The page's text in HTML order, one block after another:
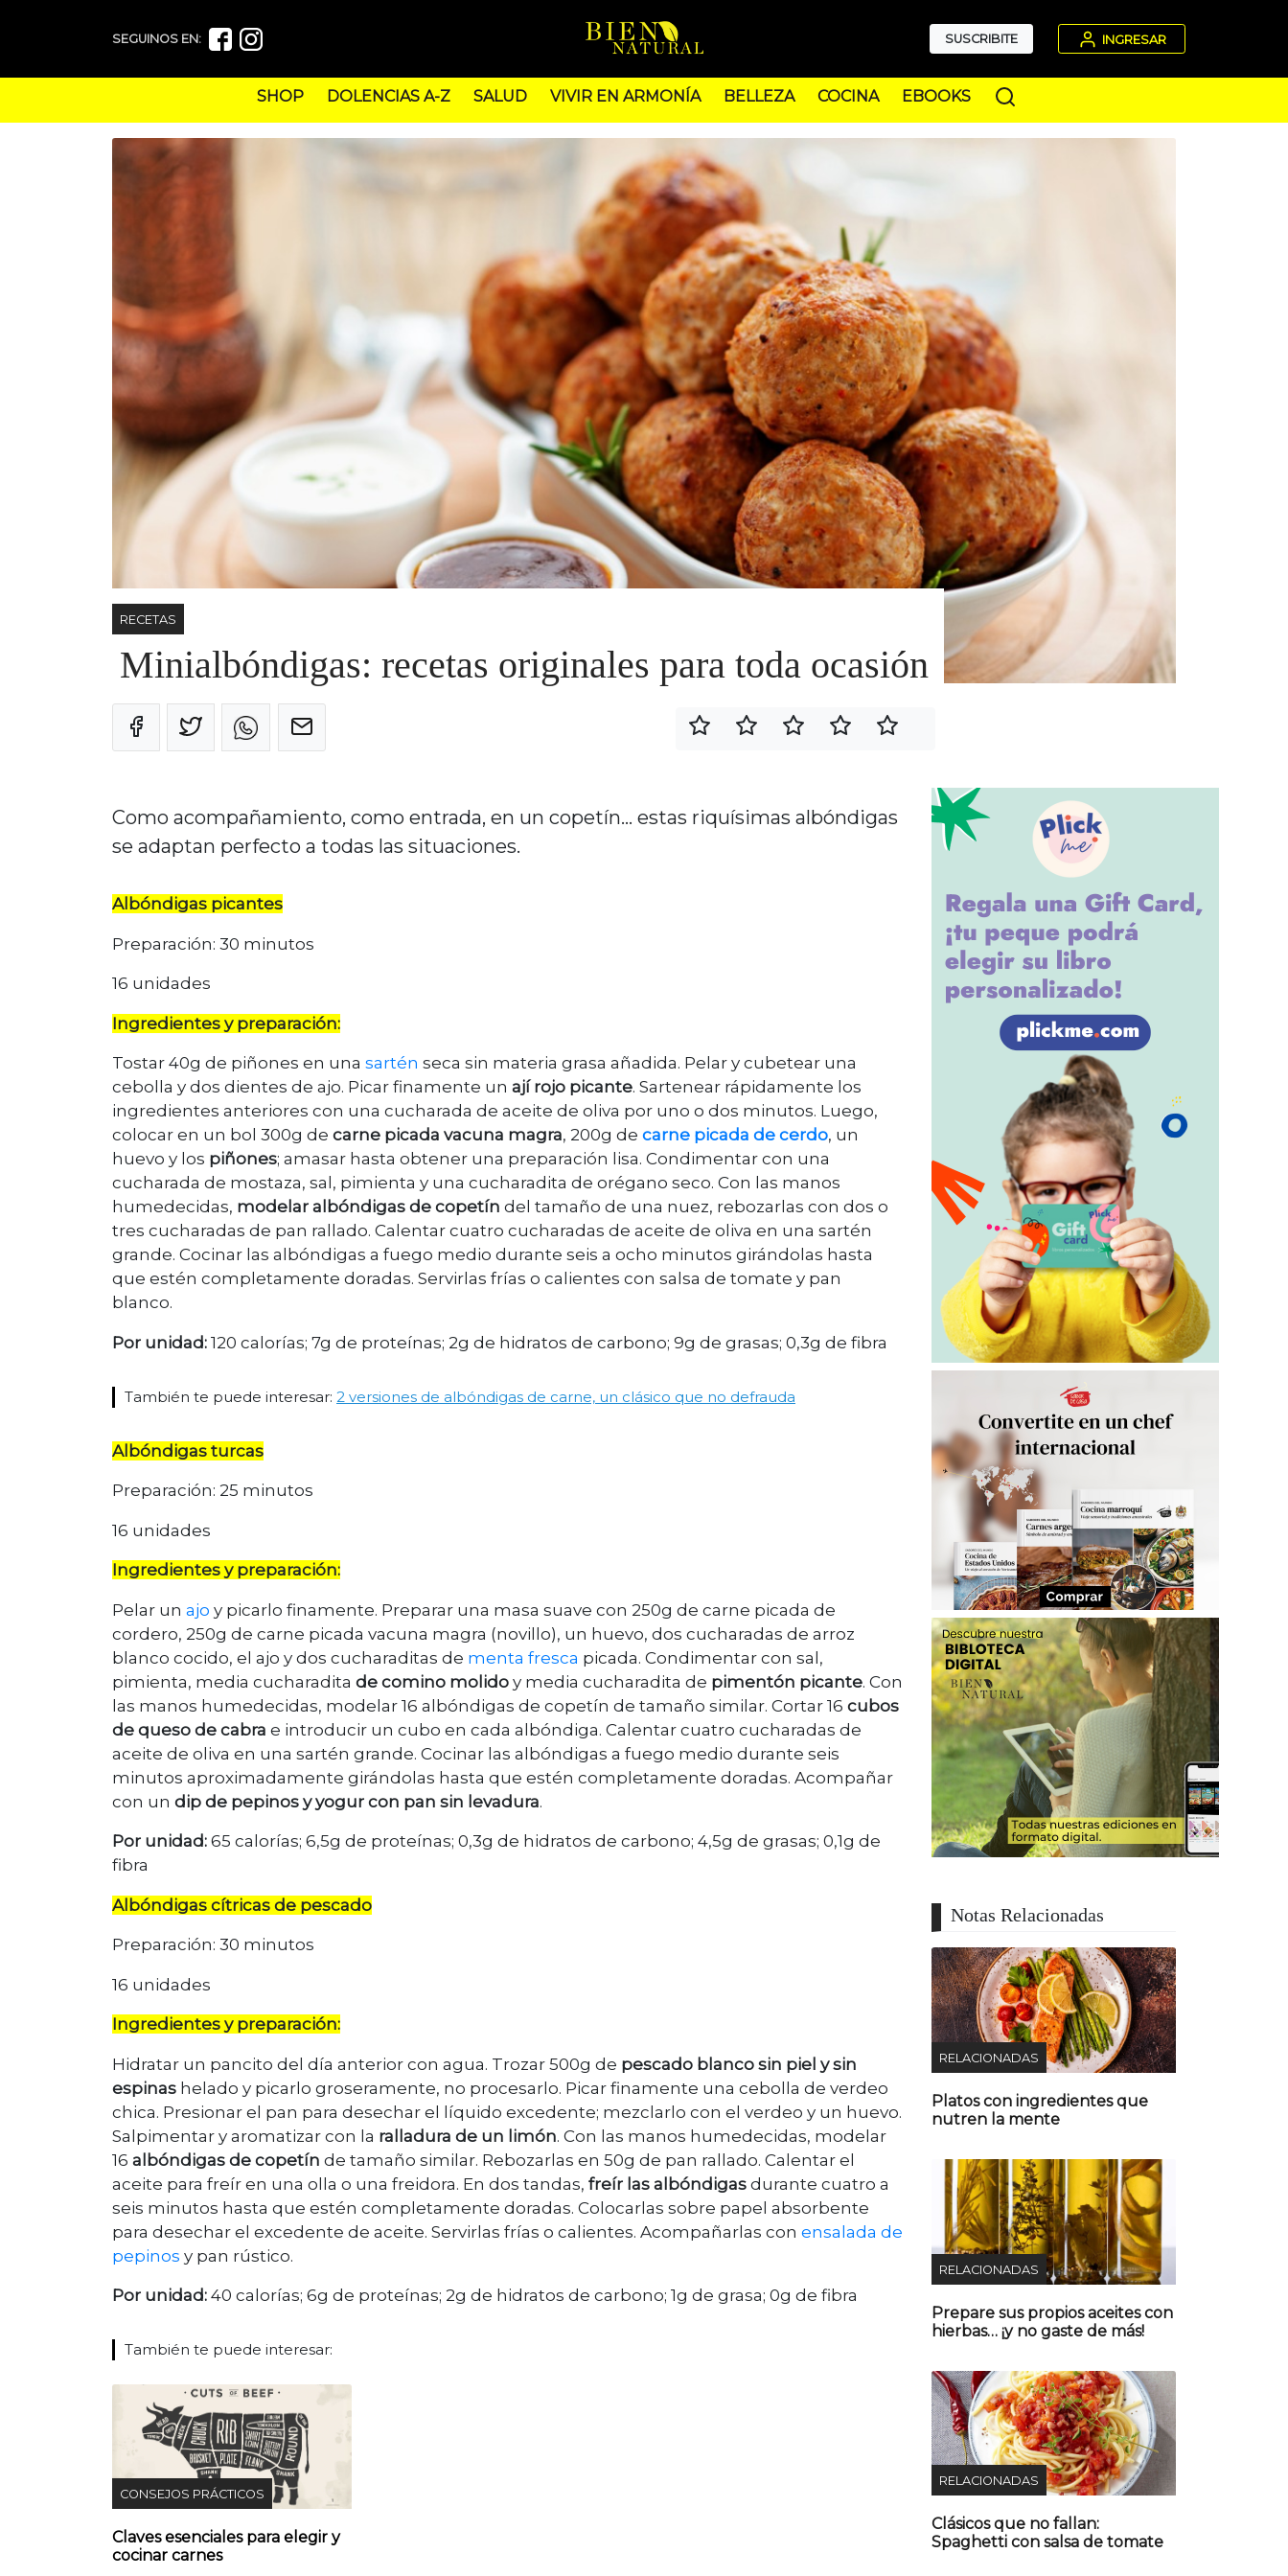
SEGUINOS EN: SUSCRIBITE INGRESAR
SHOP DOLENCIAS A-Z SALUD VIVIR EN ARMONÍA BELLEZA COCINA EBOOKS
RECETAS
Minialbóndigas: recetas originales para toda ocasión
Como acompañamiento, como entrada, en un copetín… estas riquísimas albóndigas
se adaptan perfecto a todas las situaciones.
Albóndigas picantes
Preparación: 30 minutos
16 unidades
Ingredientes y preparación:
Tostar 40g de piñones en una sartén seca sin materia grasa añadida. Pelar y cubetear una
cebolla y dos dientes de ajo. Picar finamente un ají rojo picante. Sartenear rápidamente los
ingredientes anteriores con una cucharada de aceite de oliva por uno o dos minutos. Luego,
colocar en un bol 300g de carne picada vacuna magra, 200g de carne picada de cerdo, un
huevo y los piñones; amasar hasta obtener una preparación lisa. Condimentar con una
cucharada de mostaza, sal, pimienta y una cucharadita de orégano seco. Con las manos
humedecidas, modelar albóndigas de copetín del tamaño de una nuez, rebozarlas con dos o
tres cucharadas de pan rallado. Calentar cuatro cucharadas de aceite de oliva en una sartén
grande. Cocinar las albóndigas a fuego medio durante seis a ocho minutos girándolas hasta
que estén completamente doradas. Servirlas frías o calientes con salsa de tomate y pan
blanco.
Por unidad: 120 calorías; 7g de proteínas; 2g de hidratos de carbono; 9g de grasas; 0,3g de fibra
También te puede interesar: 2 versiones de albóndigas de carne, un clásico que no defrauda
Albóndigas turcas
Preparación: 25 minutos
16 unidades
Ingredientes y preparación:
Pelar un ajo y picarlo finamente. Preparar una masa suave con 250g de carne picada de
cordero, 250g de carne picada vacuna magra (novillo), un huevo, dos cucharadas de arroz
blanco cocido, el ajo y dos cucharaditas de menta fresca picada. Condimentar con sal,
pimienta, media cucharadita de comino molido y media cucharadita de pimentón picante. Con
las manos humedecidas, modelar 16 albóndigas de copetín de tamaño similar. Cortar 16 cubos
de queso de cabra e introducir un cubo en cada albóndiga. Calentar cuatro cucharadas de
aceite de oliva en una sartén grande. Cocinar las albóndigas a fuego medio durante seis
minutos aproximadamente girándolas hasta que estén completamente doradas. Acompañar
con un dip de pepinos y yogur con pan sin levadura.
Por unidad: 65 calorías; 6,5g de proteínas; 0,3g de hidratos de carbono; 4,5g de grasas; 0,1g de
fibra
Albóndigas cítricas de pescado
Preparación: 30 minutos
16 unidades
Ingredientes y preparación:
Hidratar un pancito del día anterior con agua. Trozar 500g de pescado blanco sin piel y sin
espinas helado y picarlo groseramente, no procesarlo. Picar finamente una cebolla de verdeo
chica. Presionar el pan para desechar el líquido excedente; mezclarlo con el verdeo y un huevo.
Salpimentar y aromatizar con la ralladura de un limón. Con las manos humedecidas, modelar
16 albóndigas de copetín de tamaño similar. Rebozarlas en 50g de pan rallado. Calentar el
aceite para freír en una olla o una freidora. En dos tandas, freír las albóndigas durante cuatro a
seis minutos hasta que estén completamente doradas. Colocarlas sobre papel absorbente
para desechar el excedente de aceite. Servirlas frías o calientes. Acompañarlas con ensalada de
pepinos y pan rústico.
Por unidad: 40 calorías; 6g de proteínas; 2g de hidratos de carbono; 1g de grasa; 0g de fibra
También te puede interesar:
CONSEJOS PRÁCTICOS
Claves esenciales para elegir y
cocinar carnes
Notas Relacionadas
RELACIONADAS
Platos con ingredientes que
nutren la mente
RELACIONADAS
Prepare sus propios aceites con
hierbas… ¡y no gaste de más!
RELACIONADAS
Clásicos que no fallan:
Spaghetti con salsa de tomate